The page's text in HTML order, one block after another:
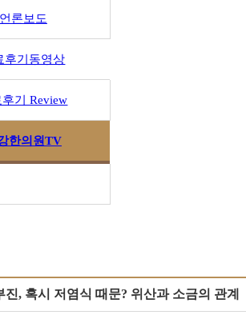
언론보도
후기동영상
후기 Review
한의원TV
진, 혹시 저염식 때문? 위산과 소금의 관계